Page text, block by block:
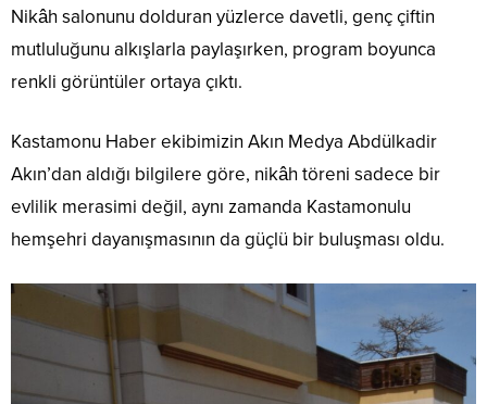
Nikâh salonunu dolduran yüzlerce davetli, genç çiftin
mutluluğunu alkışlarla paylaşırken, program boyunca
renkli görüntüler ortaya çıktı.
Kastamonu Haber ekibimizin Akın Medya Abdülkadir
Akın’dan aldığı bilgilere göre, nikâh töreni sadece bir
evlilik merasimi değil, aynı zamanda Kastamonulu
hemşehri dayanışmasının da güçlü bir buluşması oldu.